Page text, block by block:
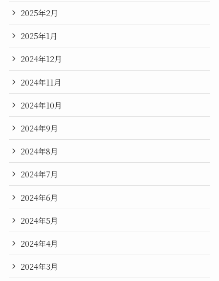
2025年2月
2025年1月
2024年12月
2024年11月
2024年10月
2024年9月
2024年8月
2024年7月
2024年6月
2024年5月
2024年4月
2024年3月